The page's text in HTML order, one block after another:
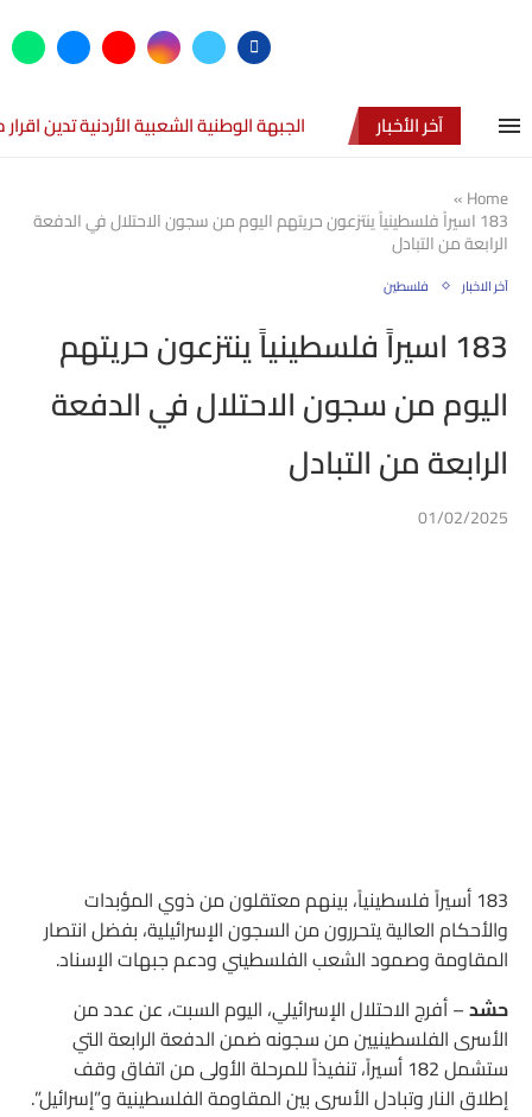
آخر الأخبار الجبهة الوطنية الشعبية الأردنية تدين
Home
»
183 اسيراً فلسطينياً ينتزعون حريتهم اليوم من سجون الاحتلال في الدفعة
الرابعة من التبادل
آخر الاخبار فلسطين
183 اسيراً فلسطينياً ينتزعون حريتهم
اليوم من سجون الاحتلال في الدفعة
الرابعة من التبادل
01/02/2025
183 أسيراً فلسطينياً، بينهم معتقلون من ذوي المؤبدات
والأحكام العالية يتحررون من السجون الإسرائيلية، بفضل انتصار
المقاومة وصمود الشعب الفلسطيني ودعم جبهات الإسناد.
حشد– أفرج الاحتلال الإسرائيلي، اليوم السبت، عن عدد من
الأسرى الفلسطينيين من سجونه ضمن الدفعة الرابعة التي
ستشمل 182 أسيراً، تنفيذاً للمرحلة الأولى من اتفاق وقف
إطلاق النار وتبادل الأسرى بين المقاومة الفلسطينية و”إسرائيل”.